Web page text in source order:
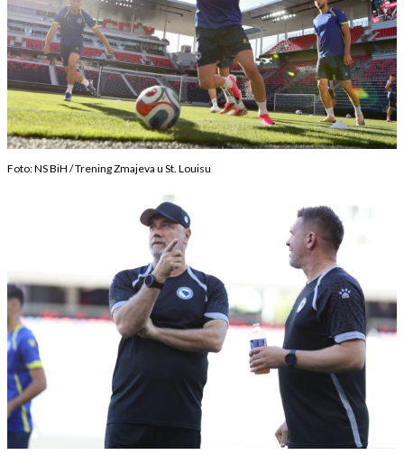
Foto: NS BiH / Trening Zmajeva u St. Louisu